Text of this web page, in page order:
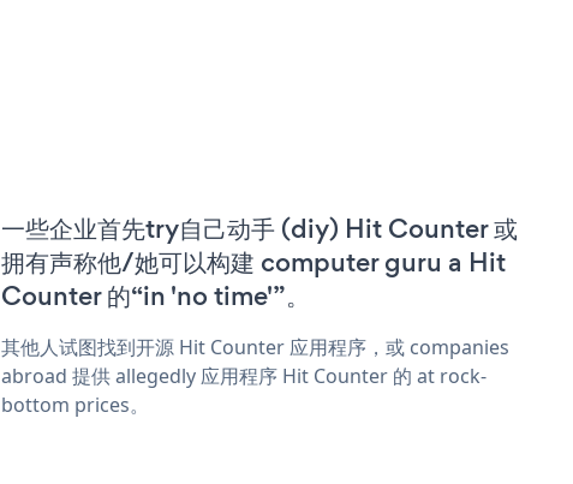
一些企业首先try自己动手 (diy) Hit Counter 或
拥有声称他/她可以构建 computer guru a Hit
Counter 的“in 'no time'”。
其他人试图找到开源 Hit Counter 应用程序，或 companies
abroad 提供 allegedly 应用程序 Hit Counter 的 at rock-
bottom prices。